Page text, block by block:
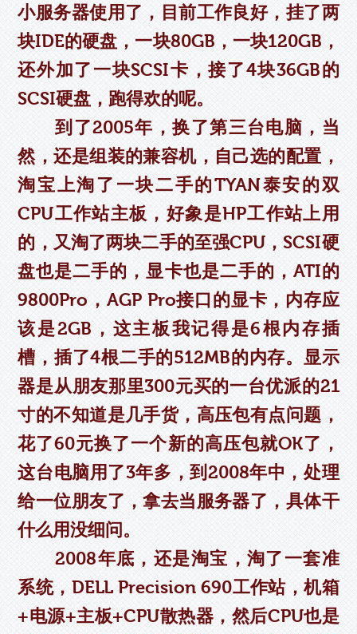
小服务器使用了，目前工作良好，挂了两
块IDE的硬盘，一块80GB，一块120GB，
还外加了一块SCSI卡，接了4块36GB的
SCSI硬盘，跑得欢的呢。
到了2005年，换了第三台电脑，当
然，还是组装的兼容机，自己选的配置，
淘宝上淘了一块二手的TYAN泰安的双
CPU工作站主板，好象是HP工作站上用
的，又淘了两块二手的至强CPU，SCSI硬
盘也是二手的，显卡也是二手的，ATI的
9800Pro，AGP Pro接口的显卡，内存应
该是2GB，这主板我记得是6根内存插
槽，插了4根二手的512MB的内存。显示
器是从朋友那里300元买的一台优派的21
寸的不知道是几手货，高压包有点问题，
花了60元换了一个新的高压包就OK了，
这台电脑用了3年多，到2008年中，处理
给一位朋友了，拿去当服务器了，具体干
什么用没细问。
2008年底，还是淘宝，淘了一套准
系统，DELL Precision 690工作站，机箱
+电源+主板+CPU散热器，然后CPU也是